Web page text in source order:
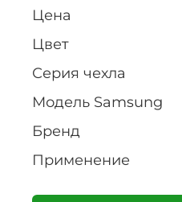
Цена
Цвет
Серия чехла
Модель Samsung
Бренд
Применение